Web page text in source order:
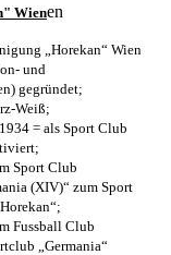
Wienen
„Horekan“ Wien
und
gegründet;
Weiß;
= als Sport Club
Sport Club
(XIV)“ zum Sport
Fussball Club
„Germania“